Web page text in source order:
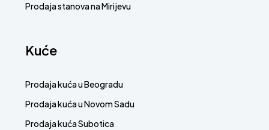
Prodaja stanova na Mirijevu
Kuće
Prodaja kuća u Beogradu
Prodaja kuća u Novom Sadu
Prodaja kuća Subotica